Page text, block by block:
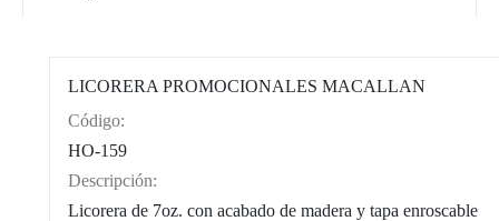
LICORERA PROMOCIONALES MACALLAN
Código:
HO-159
Descripción:
Licorera de 7oz. con acabado de madera y tapa enroscable